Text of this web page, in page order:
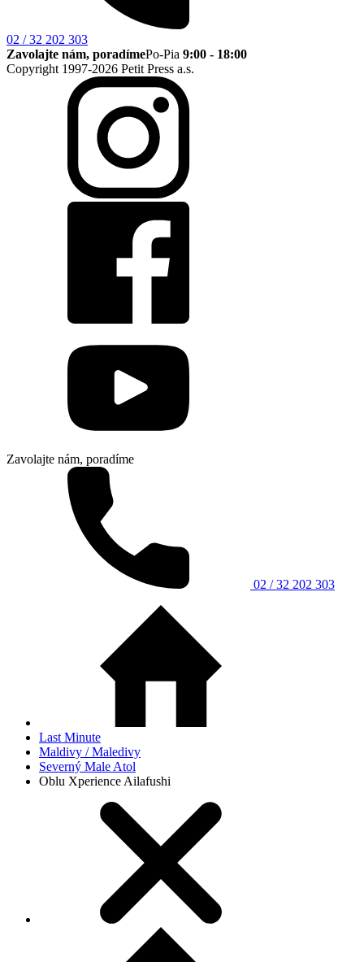
02 / 32 202 303
Zavolajte nám, poradímePo-Pia 9:00 - 18:00
Copyright 1997-2026 Petit Press a.s.
Zavolajte nám, poradíme
02 / 32 202 303
Last Minute
Maldivy / Maledivy
Severný Male Atol
Oblu Xperience Ailafushi